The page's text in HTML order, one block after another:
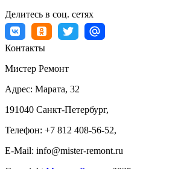
Делитесь в соц. сетях
Контакты
Мистер Ремонт
Адрес: Марата, 32
191040 Санкт-Петербург,
Телефон: +7 812 408-56-52,
E-Mail: info@mister-remont.ru